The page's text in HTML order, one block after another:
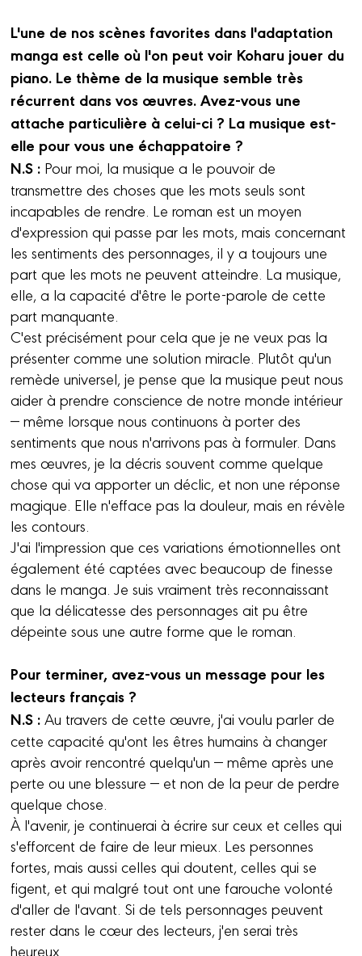
L'une de nos scènes favorites dans l'adaptation
manga est celle où l'on peut voir Koharu jouer du
piano. Le thème de la musique semble très
récurrent dans vos œuvres. Avez-vous une
attache particulière à celui-ci ? La musique est-
elle pour vous une échappatoire ?
N.S : Pour moi, la musique a le pouvoir de
transmettre des choses que les mots seuls sont
incapables de rendre. Le roman est un moyen
d'expression qui passe par les mots, mais concernant
les sentiments des personnages, il y a toujours une
part que les mots ne peuvent atteindre. La musique,
elle, a la capacité d'être le porte-parole de cette
part manquante.
C'est précisément pour cela que je ne veux pas la
présenter comme une solution miracle. Plutôt qu'un
remède universel, je pense que la musique peut nous
aider à prendre conscience de notre monde intérieur
— même lorsque nous continuons à porter des
sentiments que nous n'arrivons pas à formuler. Dans
mes œuvres, je la décris souvent comme quelque
chose qui va apporter un déclic, et non une réponse
magique. Elle n'efface pas la douleur, mais en révèle
les contours.
J'ai l'impression que ces variations émotionnelles ont
également été captées avec beaucoup de finesse
dans le manga. Je suis vraiment très reconnaissant
que la délicatesse des personnages ait pu être
dépeinte sous une autre forme que le roman.
Pour terminer, avez-vous un message pour les
lecteurs français ?
N.S :Au travers de cette œuvre, j'ai voulu parler de
cette capacité qu'ont les êtres humains à changer
après avoir rencontré quelqu'un — même après une
perte ou une blessure — et non de la peur de perdre
quelque chose.
À l'avenir, je continuerai à écrire sur ceux et celles qui
s'efforcent de faire de leur mieux. Les personnes
fortes, mais aussi celles qui doutent, celles qui se
figent, et qui malgré tout ont une farouche volonté
d'aller de l'avant. Si de tels personnages peuvent
rester dans le cœur des lecteurs, j'en serai très
heureux.